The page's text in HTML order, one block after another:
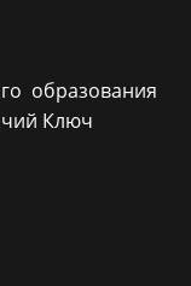
образования
Ключ